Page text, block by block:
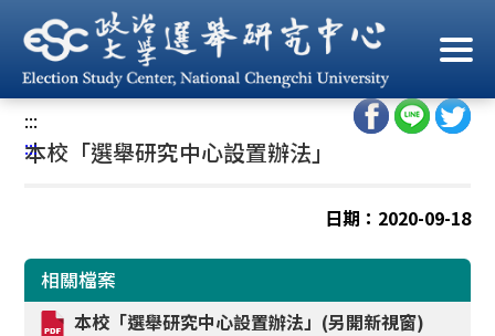
到
主
要
內
容
首頁/ 規章辦法/ 會議組織辦法
:::
:::
本校「選舉研究中心設置辦法」
日期：2020-09-18
相關檔案
本校「選舉研究中心設置辦法」(另開新視窗)